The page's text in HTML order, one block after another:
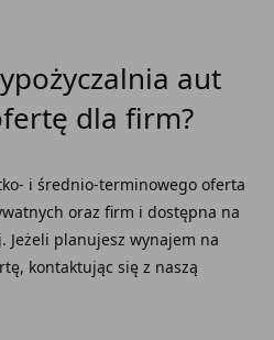
aut
dla firm?
i średnio-terminowego oferta
oraz firm i dostępna na
planujesz wynajem na
kontaktując się z naszą